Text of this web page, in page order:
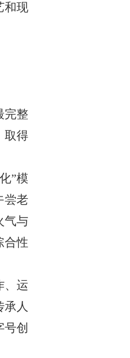
和现
完整
取得
”模
尝老
气与
合性
、运
人
创